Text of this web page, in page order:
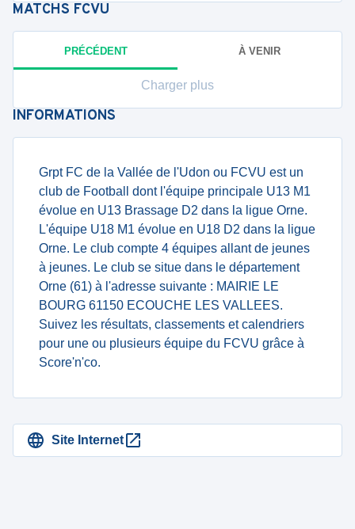
MATCHS FCVU
PRÉCÉDENT À VENIR
Charger plus
INFORMATIONS
Grpt FC de la Vallée de l'Udon ou FCVU est un
club de Football dont l'équipe principale U13 M1
évolue en U13 Brassage D2 dans la ligue Orne.
L'équipe U18 M1 évolue en U18 D2 dans la ligue
Orne. Le club compte 4 équipes allant de jeunes
à jeunes. Le club se situe dans le département
Orne (61) à l'adresse suivante : MAIRIE LE
BOURG 61150 ECOUCHE LES VALLEES.
Suivez les résultats, classements et calendriers
pour une ou plusieurs équipe du FCVU grâce à
Score'n'co.
Site Internet